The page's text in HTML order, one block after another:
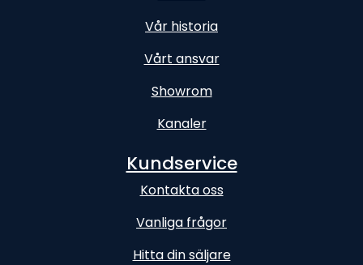
Vår historia
Vårt ansvar
Showrom
Kanaler
Kundservice
Kontakta oss
Vanliga frågor
Hitta din säljare